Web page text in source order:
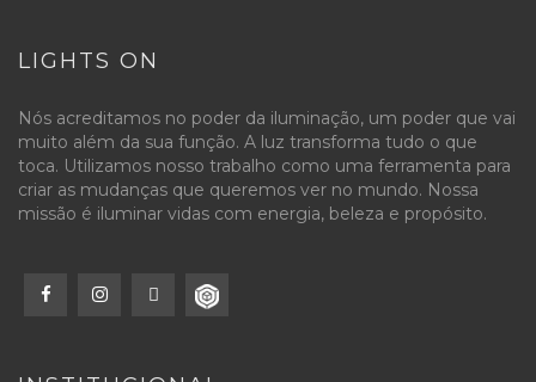
LIGHTS ON
Nós acreditamos no poder da iluminação, um poder que vai
muito além da sua função. A luz transforma tudo o que
toca. Utilizamos nosso trabalho como uma ferramenta para
criar as mudanças que queremos ver no mundo. Nossa
missão é iluminar vidas com energia, beleza e propósito.